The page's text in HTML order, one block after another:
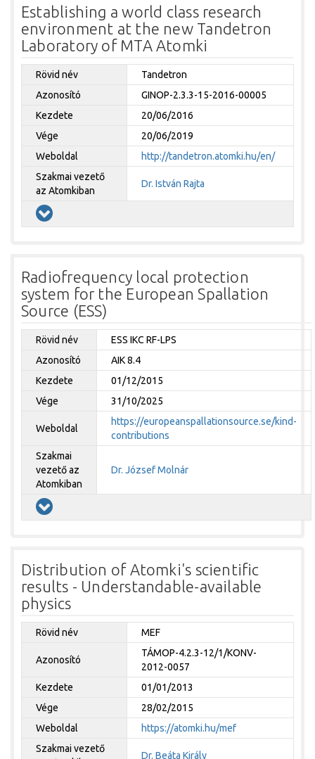
Establishing a world class research
environment at the new Tandetron
Laboratory of MTA Atomki
Rövid név
Tandetron
Azonosító
GINOP-2.3.3-15-2016-00005
Kezdete
20/06/2016
Vége
20/06/2019
Weboldal
http://tandetron.atomki.hu/en/
Szakmai vezető
az Atomkiban
Dr. István Rajta
Radiofrequency local protection
system for the European Spallation
Source (ESS)
Rövid név
ESS IKC RF-LPS
Azonosító
AIK 8.4
Kezdete
01/12/2015
Vége
31/10/2025
Weboldal
https://europeanspallationsource.se/kind-
contributions
Szakmai
vezető az
Atomkiban
Dr. József Molnár
Distribution of Atomki's scientific
results - Understandable-available
physics
Rövid név MEF
Azonosító
TÁMOP-4.2.3-12/1/KONV-
2012-0057
Kezdete
01/01/2013
Vége
28/02/2015
Weboldal
https://atomki.hu/mef
Szakmai vezető
Dr. Beáta Király